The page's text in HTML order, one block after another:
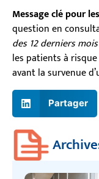
Message clé pour
question en
des 12 derniers
les patients à
avant la survenue
Partager